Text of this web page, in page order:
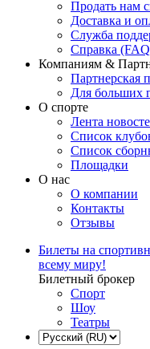
Продать нам
Доставка и
Служба
Справка
Компаниям &
Партнерская
Для больших
О спорте
Лента
Список
Список
Площадки
О нас
О компании
Контакты
Отзывы
Билеты на
всему миру!
Билетный брокер
Спорт
Шоу
Театры